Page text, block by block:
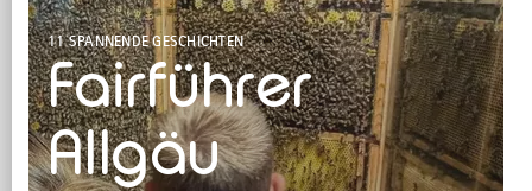
11 SPANNENDE GESCHICHTEN
Fairführer
Allgäu